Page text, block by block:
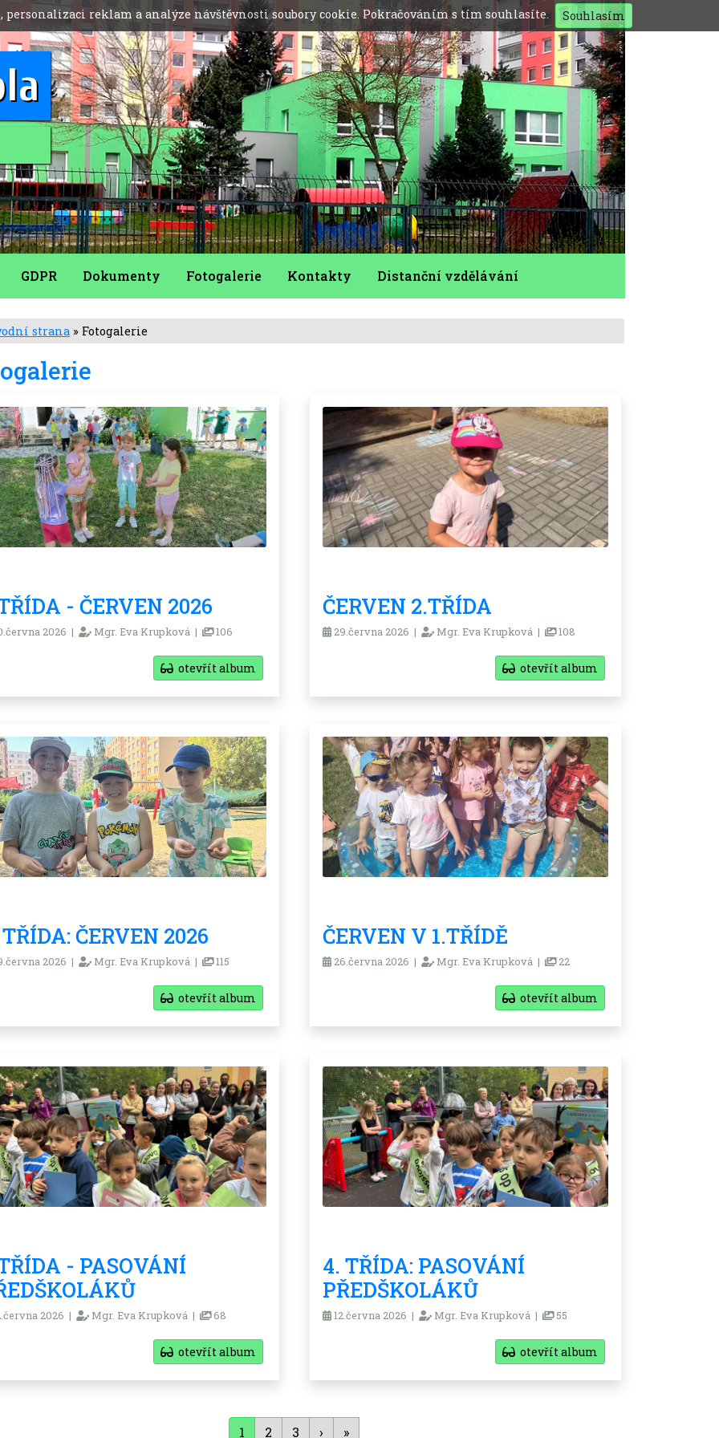
GDPR Dokumenty Fotogalerie Kontakty Distanční vzdělávání
strana » Fotogalerie
- ČERVEN 2026
2026 | Mgr. Eva Krupková | 106
otevřít album
ČERVEN 2.TŘÍDA
29.června 2026 | Mgr. Eva Krupková | 108
otevřít album
ČERVEN 2026
2026 | Mgr. Eva Krupková | 115
otevřít album
ČERVEN V 1.TŘÍDĚ
26.června 2026 | Mgr. Eva Krupková | 22
otevřít album
- PASOVÁNÍ
2026 | Mgr. Eva Krupková | 68
otevřít album
4. TŘÍDA: PASOVÁNÍ
PŘEDŠKOLÁKŮ
12.června 2026 | Mgr. Eva Krupková | 55
otevřít album
1 2 3 › »
personalizaci reklam a analýze návštěvnosti soubory cookie. Pokračováním s tím souhlasíte. Souhlasím